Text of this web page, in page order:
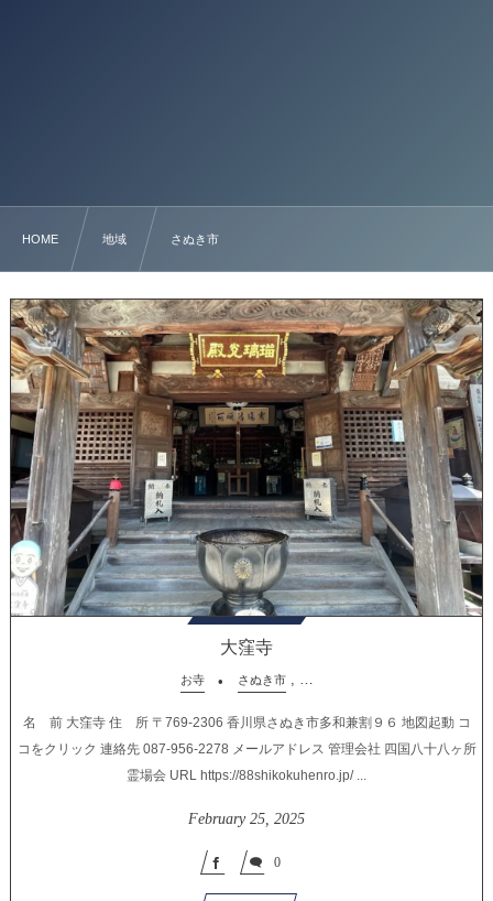
HOME 地域 さぬき市
大窪寺
お寺 さぬき市, …
名 前 大窪寺 住 所 〒769-2306 香川県さぬき市多和兼割９６ 地図起動 コ
コをクリック 連絡先 087-956-2278 メールアドレス 管理会社 四国八十八ヶ所
霊場会 URL https://88shikokuhenro.jp/ ...
February 25, 2025
0